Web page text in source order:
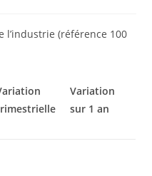
(référence 100
Variation
sur 1 an